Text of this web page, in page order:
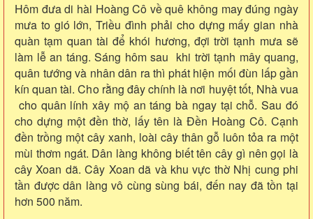
Hôm đưa di hài Hoàng Cô về quê không may đúng ngày
mưa to gió lớn, Triều đình phải cho dựng mấy gian nhà
quàn tạm quan tài để khói hương, đợi trời tạnh mưa sẽ
làm lễ an táng. Sáng hôm sau khi trời tạnh mây quang,
quân tướng và nhân dân ra thì phát hiện mối đùn lấp gần
kín quan tài. Cho rằng đây chính là nơi huyệt tốt, Nhà vua
cho quân lính xây mộ an táng bà ngay tại chỗ. Sau đó
cho dựng một đền thờ, lấy tên là Đền Hoàng Cô. Cạnh
đền trồng một cây xanh, loài cây thân gỗ luôn tỏa ra một
mùi thơm ngát. Dân làng không biết tên cây gì nên gọi là
cây Xoan dã. Cây Xoan dã và khu vực thờ Nhị cung phi
tần được dân làng vô cùng sùng bái, đến nay đã tồn tại
hơn 500 năm.